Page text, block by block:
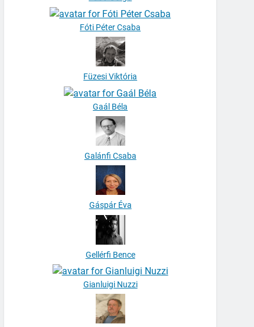
Fóti Péter Csaba
Füzesi Viktória
Gaál Béla
Galánfi Csaba
Gáspár Éva
Gellérfi Bence
Gianluigi Nuzzi